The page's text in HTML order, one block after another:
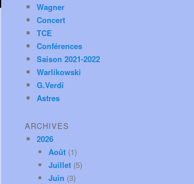
Wagner
Concert
TCE
Conférences
Saison 2021-2022
Warlikowski
G.Verdi
Astres
ARCHIVES
2026
Août (1)
Juillet (5)
Juin (3)